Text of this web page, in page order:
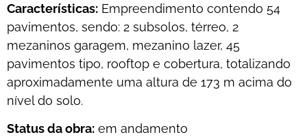
Características: Empreendimento contendo 54
pavimentos, sendo: 2 subsolos, térreo, 2
mezaninos garagem, mezanino lazer, 45
pavimentos tipo, rooftop e cobertura, totalizando
aproximadamente uma altura de 173 m acima do
nível do solo.
Status da obra: em andamento